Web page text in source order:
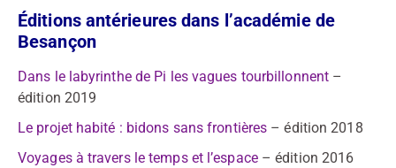
Éditions antérieures dans l’académie de
Besançon
Dans le labyrinthe de Pi les vagues tourbillonnent –
édition 2019
Le projet habité : bidons sans frontières – édition 2018
Voyages à travers le temps et l’espace – édition 2016